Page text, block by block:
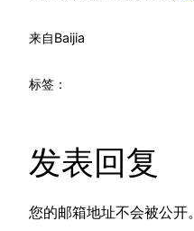
来自Baijia
标签：
发表回复
您的邮箱地址不会被公开。